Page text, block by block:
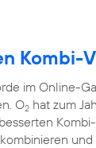
Kombi-
im Online-
O2 hat zum
und